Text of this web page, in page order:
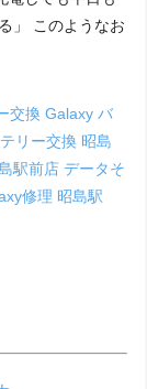
」 このようなお
交換Galaxy バ
リー交換 昭島
駅前店データそ
修理 昭島駅